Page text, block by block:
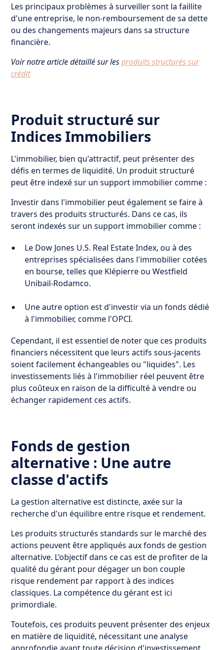
Les principaux problèmes à surveiller sont la faillite
d'une entreprise, le non-remboursement de sa dette
ou des changements majeurs dans sa structure
financière.
Voir notre article détaillé sur lesproduits structurés sur
crédit
Produit structuré sur
Indices Immobiliers
L'immobilier, bien qu'attractif, peut présenter des
défis en termes de liquidité. Un produit structuré
peut être indexé sur un support immobilier comme :
Investir dans l'immobilier peut également se faire à
travers des produits structurés. Dans ce cas, ils
seront indexés sur un support immobilier comme :
Le Dow Jones U.S. Real Estate Index, ou à des
entreprises spécialisées dans l'immobilier cotées
en bourse, telles que Klépierre ou Westfield
Unibail-Rodamco.
Une autre option est d'investir via un fonds dédié
à l'immobilier, comme l'OPCI.
Cependant, il est essentiel de noter que ces produits
financiers nécessitent que leurs actifs sous-jacents
soient facilement échangeables ou "liquides". Les
investissements liés à l'immobilier réel peuvent être
plus coûteux en raison de la difficulté à vendre ou
échanger rapidement ces actifs.
Fonds de gestion
alternative : Une autre
classe d'actifs
La gestion alternative est distincte, axée sur la
recherche d'un équilibre entre risque et rendement.
Les produits structurés standards sur le marché des
actions peuvent être appliqués aux fonds de gestion
alternative. L’objectif dans ce cas est de profiter de la
qualité du gérant pour dégager un bon couple
risque rendement par rapport à des indices
classiques. La compétence du gérant est ici
primordiale.
Toutefois, ces produits peuvent présenter des enjeux
en matière de liquidité, nécessitant une analyse